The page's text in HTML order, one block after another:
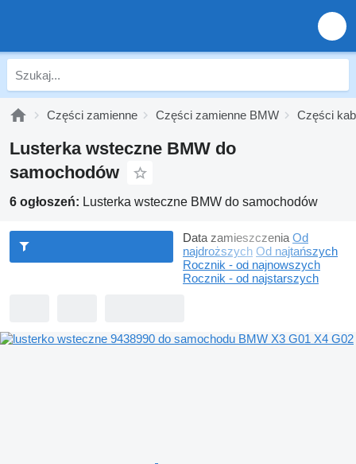
Części zamienne Części zamienne BMW Części
Lusterka wsteczne BMW do
samochodów
6 ogłoszeń: Lusterka wsteczne BMW do samochodów
Data zamieszczenia Od
najdroższych Od najtańszych
Rocznik - od najnowszych
Rocznik - od najstarszych